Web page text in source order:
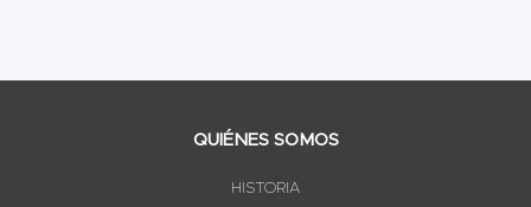
QUIÉNES SOMOS
HISTORIA